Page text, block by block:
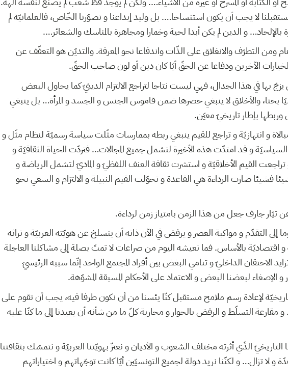
لا يجب أن يكون استنساخا…. بل وليد إبداعنا و تصوّرنا الخّاص، فالعلمانيّة لم
و الدين لم يكن أبدا لحية وخمارا ومجاهرة بالمناسك والشعائر….
ومن التطرّف والانغلاق على الذّات واندفاعا نحو المعرفة. والتديّن هو التعفّف عن
لخيارات الآخرين ودفاعا عن الحقّ أيّا كان دين أو لون صاحب الحقّ.
يزجّ بها في هذا الجدال، فهي ليست نتاجا لتراجع الالتزام الدينيّ كما يحاول البعض
بحتا، والأخلاق لا ينبغي حصرها ضمن قاموس الجنس و الجسد و المرأة… بل ينبغي
بإطار تاريخيّ معيّن.
و انتهازيّة و تراجع للقيم ينبغي ربطه بممارسات مثّلت سياسة رسميّة لنظام مثّل و
السياسيّة و قد امتدّت هذه الأخيرة لتشمل جميع المجالات… فتردّت الحياة الثقافيّة و
تراجعت القيم الأخلاقيّة و استشرت ثقافة العنف اللفظيّ و الماديّ لتشمل الرياضة و
فشيئا صارت الرداءة هي القاعدة و تحوّلت القيم النبيلة و الالتزام و السعي نحو
تيّار جارف جعل من هذا الزمن بامتياز زمن لرداءة.
إلى التقدّم و مواكبة العصر و يرفض في الآن ذاته أن ينسلخ عن هويّته العربيّة و تراثه
و اقتصاديّة بالأساس. فما نعيشه اليوم من صراعات لا تمتّ بصلة إلى مشاكلنا العاجلة
الاحتقان الداخليّ و تنامي البغض بين أفراد المجتمع الواحد إنّما سببه الرئيسيّ
و الإصغاء لبعضنا البعض و الاعتماد على الأحكام المسبقة المشوّهة.
لإعادة رسم ملامح مستقبل كنّا يئسنا من أن نكون طرفا فيه، يجب أن تقوم على
مقارعة التسلّط و الرفض بالحوار و محاربة كلّ ما من شأنه أن يعيدنا إلى ما كنّا عليه
الذّي أثرته مختلف الشعوب و الأديان و نعتزّ بهويّتنا العربيّة و نتمسّك بثقافتنا
و لا تزال… و لكنّنا نريد دولة لجميع التونسيّين أيّا كانت توجّهاتهم و اختياراتهم